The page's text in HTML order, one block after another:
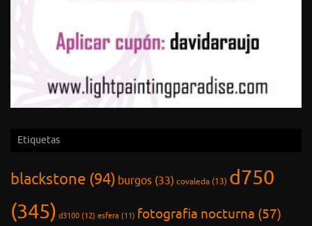
Etiquetas
(345)
fotorgear(142) freehand(16)irix(100) irix
españa(100) larga exposicion(59)lightbar